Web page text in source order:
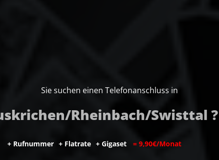
Sie suchen einen Telefonanschluss in
Rheinbach/Swisttal ?
+ Rufnummer + Flatrate + Gigaset = 9,90€/Monat